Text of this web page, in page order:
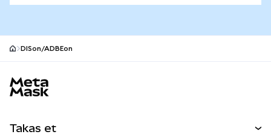
DISon/ADBEon
Takas et